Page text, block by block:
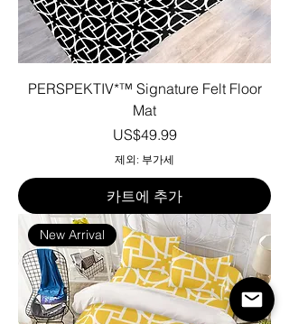
PERSPEKTIV*™️ Signature Felt Floor
Mat
가격
US$49.99
제외: 부가세
카트에 추가
New Arrival